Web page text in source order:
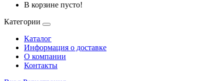
В корзине пусто!
Категории
Каталог
Информация о доставке
О компании
Контакты